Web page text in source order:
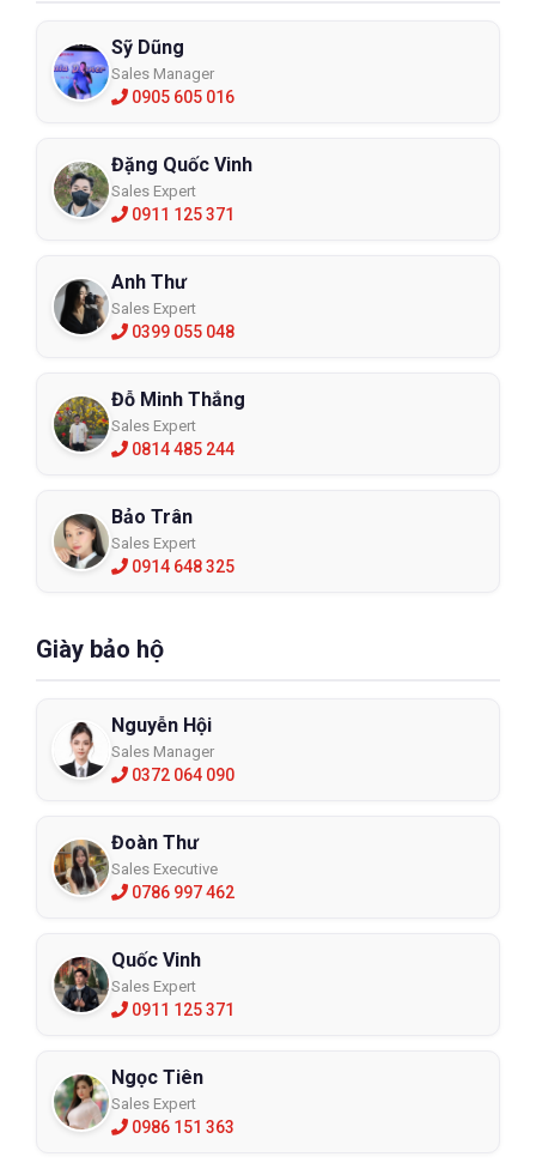
Sỹ Dũng
Sales Manager
0905 605 016
Đặng Quốc Vinh
Sales Expert
0911 125 371
Anh Thư
Sales Expert
0399 055 048
Đỗ Minh Thắng
Sales Expert
0814 485 244
Bảo Trân
Sales Expert
0914 648 325
Giày bảo hộ
Nguyễn Hội
Sales Manager
0372 064 090
Đoàn Thư
Sales Executive
0786 997 462
Quốc Vinh
Sales Expert
0911 125 371
Ngọc Tiên
Sales Expert
0986 151 363